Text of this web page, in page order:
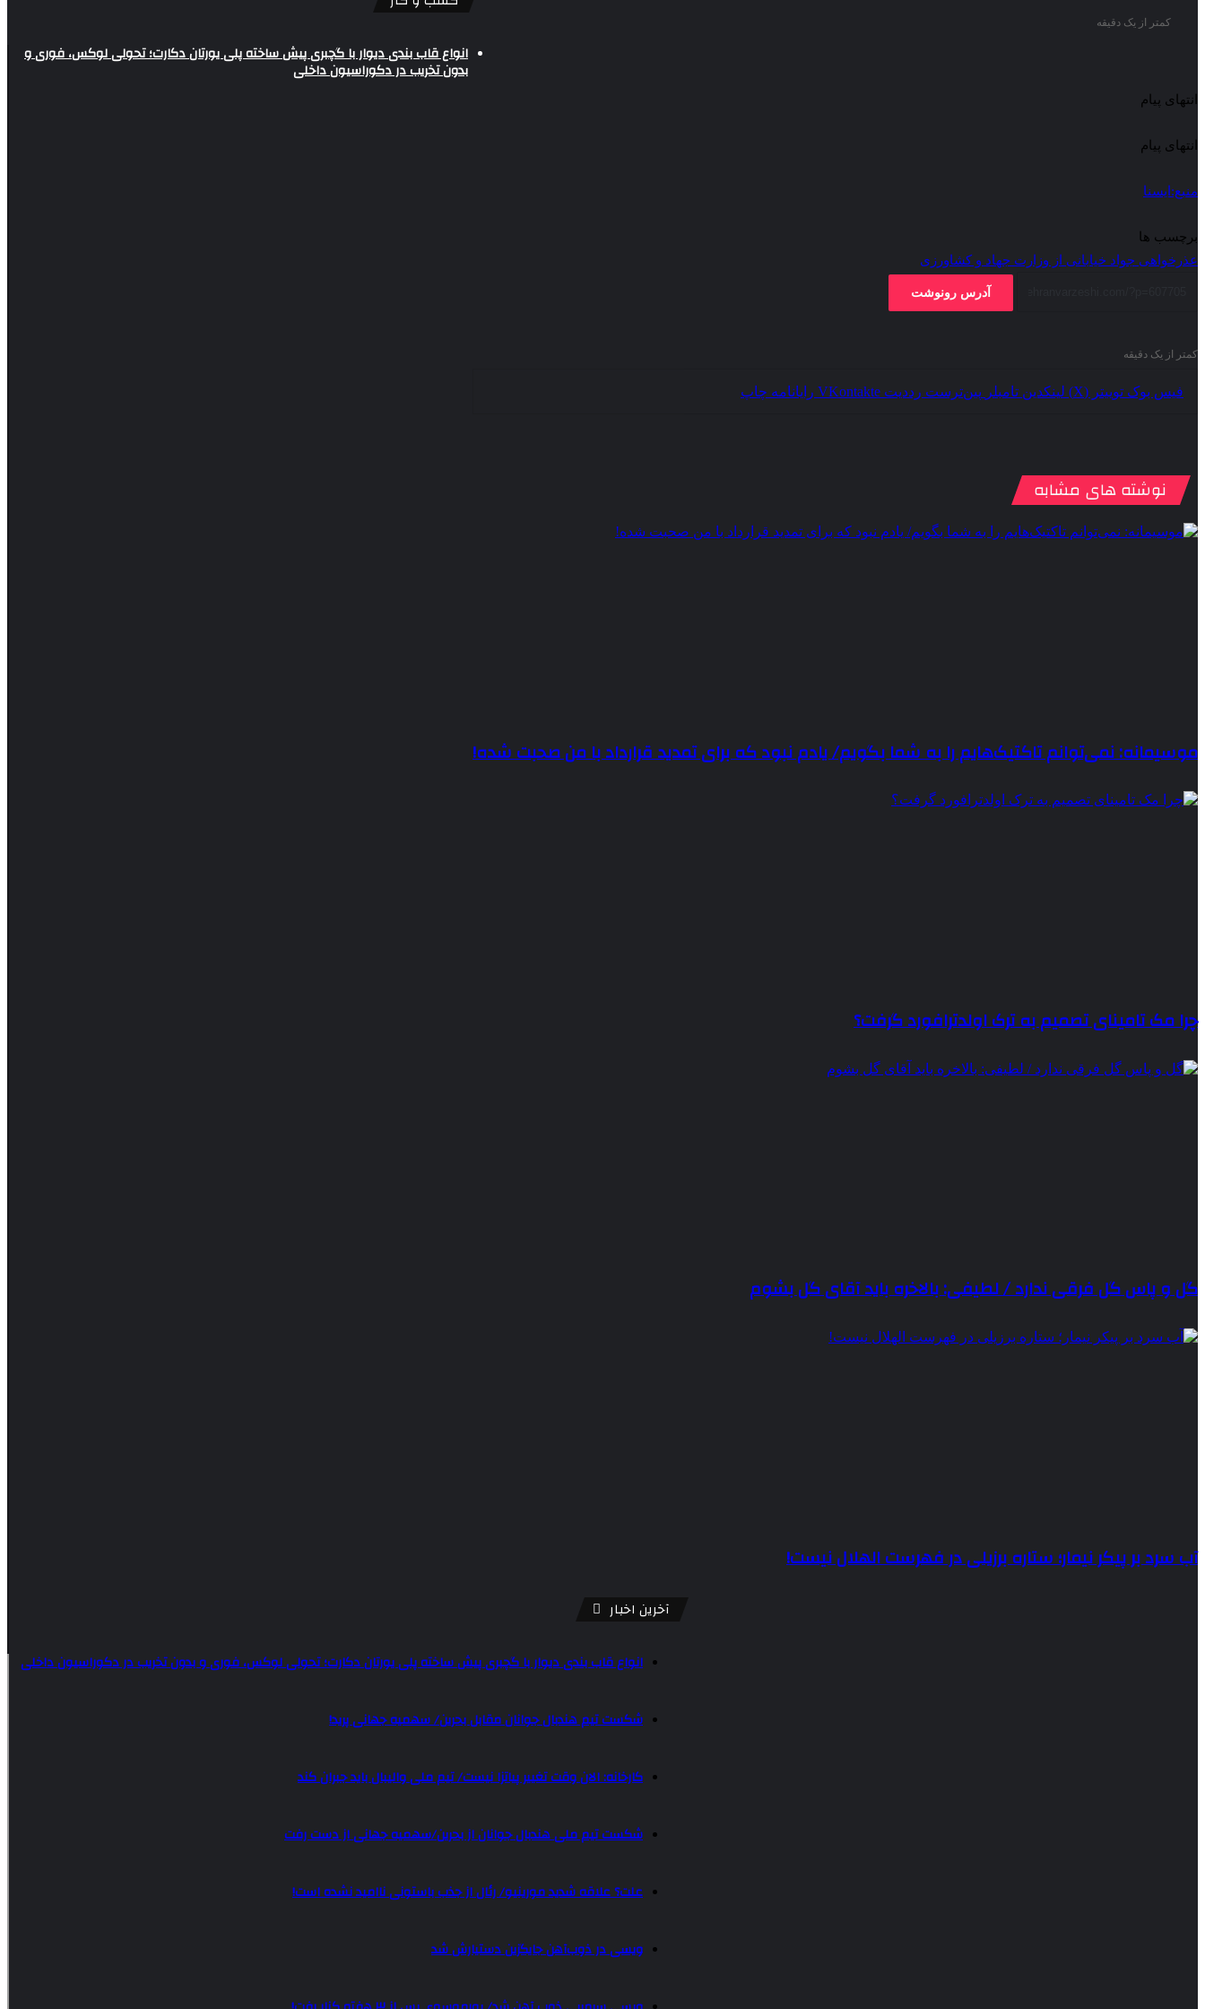
کمتر از یک دقیقه
انتهای پیام
انتهای پیام
منبع:ایسنا
برچسب ها
عذرخواهی جواد خیابانی از وزارت جهاد و کشاورزی
آدرس رونوشت
کمتر از یک دقیقه
فیس بوک توییتر (X) لینکدین ‫تامبلر ‫پین‌ترست ‫رددیت ‫VKontakte رایانامه چاپ
نوشته های مشابه
موسیمانه: نمی‌توانم تاکتیک‌هایم را به شما بگویم/ یادم نبود که برای تمدید قرارداد با من صحبت شده!
چرا مک تامینای تصمیم به ترک اولدترافورد گرفت؟
گل و پاس گل فرقی ندارد / لطیفی: بالاخره باید آقای گل بشوم
آب سرد بر پیکر نیمار؛ ستاره برزیلی در فهرست الهلال نیست!
آخرین اخبار
انواع قاب بندی دیوار با گچبری پیش ساخته پلی یورتان دکارت؛ تحولی لوکس، فوری و بدون تخریب در دکوراسیون داخلی
شکست تیم هندبال جوانان مقابل بحرین/ سهمیه جهانی پرید!
کارخانه: الان وقت تغییر پیاتزا نیست/ تیم ملی والیبال باید جبران کند
شکست تیم ملی هندبال جوانان از بحرین/سهمیه جهانی از دست رفت
علت؟ علاقه شدید مورینیو/ رئال از جذب باستونی ناامید نشده است!
ویسی در ذوب‌آهن جایگزین دستیارش شد
انواع قاب بندی دیوار با گچبری پیش ساخته پلی یورتان دکارت؛ تحولی لوکس، فوری و
بدون تخریب در دکوراسیون داخلی